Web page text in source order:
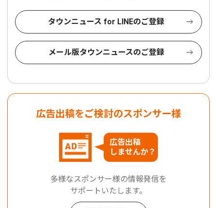
タウンニュース for LINEのご登録
メール版タウンニュースのご登録
広告出稿をご検討のスポンサー様
広告出稿
しませんか？
多様なスポンサー様の情報発信を
サポートいたします。